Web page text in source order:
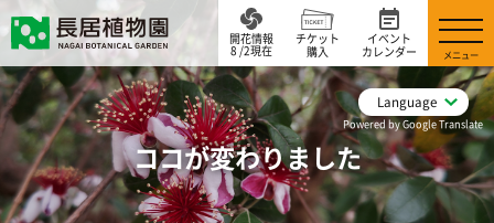
Language
Powered by Google Translate
開花情報
8 /2現在
チケット
購入
イベント
カレンダー
メニュー
ココが変わりました